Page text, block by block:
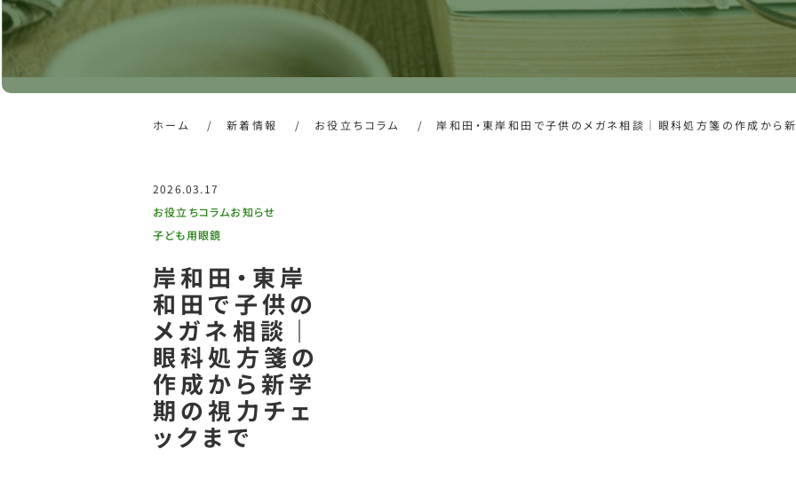
ホーム / 新着情報 / お役立ちコラム / 岸和田・東岸和田で子供のメガネ相談｜眼科処方箋の作成から
2026.03.17
お役立ちコラムお知らせ
子ども用眼鏡
岸和田・東岸
和田で子供の
メガネ相談｜
眼科処方箋の
作成から新学
期の視力チェ
ックまで